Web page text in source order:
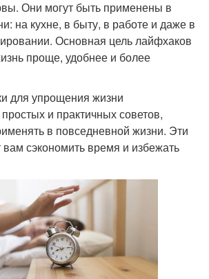
Они могут быть применены в
на кухне, в быту, в работе и даже в
Основная цель лайфхаков
проще, удобнее и более
для упрощения жизни
и практичных советов,
в повседневной жизни. Эти
сэкономить время и избежать